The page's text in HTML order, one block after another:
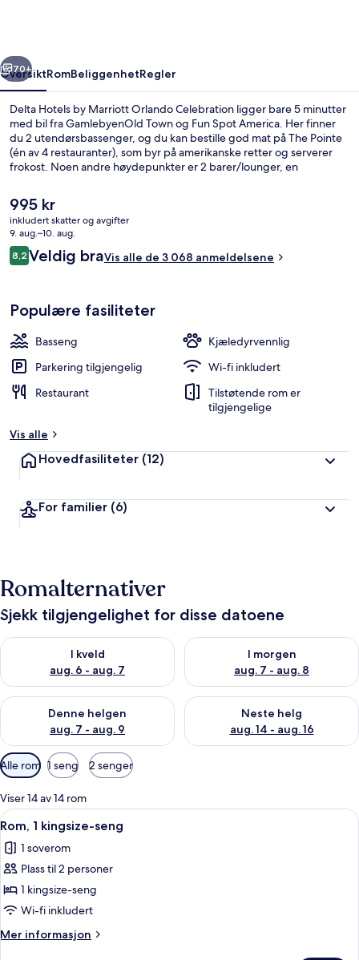
Neste
70+
OversiktRomBeliggenhetRegler
Delta Hotels by Marriott Orlando Celebration ligger bare 5 minutter
med bil fra GamlebyenOld Town og Fun Spot America. Her finner
du 2 utendørsbassenger, og du kan bestille god mat på The Pointe
(én av 4 restauranter), som byr på amerikanske retter og serverer
frokost. Noen andre høydepunkter er 2 barer/lounger, en
vennlige betjeningen får mye skryt fra andre reisende.
Den
nåværende
prisen
er
995 kr
995 kr
inkludert skatter og avgifter
9. aug.–10. aug.
Anmeldelser
8,28,2 av 10 –
Veldig braVis alle de 3 068 anmeldelsene
Populære fasiliteter
Basseng
Kjæledyrvennlig
Parkering tilgjengelig
Wi-fi inkludert
Restaurant
Tilstøtende rom er
tilgjengelige
Vis alle
Hovedfasiliteter (12)
For familier (6)
Romalternativer
Sjekk tilgjengelighet for disse datoene
I kveld
aug. 6 - aug. 7
Sjekk tilgjengelighet for i kveld, aug. 6 - aug. 7
I morgen
aug. 7 - aug. 8
Sjekk tilgjengelighet for i
Denne helgen
aug. 7 - aug. 9
Sjekk tilgjengelighet for denne helgen, aug. 7 - aug. 9
Neste helg
aug. 14 - aug. 16
Sjekk tilgjengelighet for neste
Tilgjengelige
filtre
for
rom
Alle rom 1 seng 2 senger
Viser 14 av 14 rom
Åpne
alle
bildene
av
Rom,
1
kingsize-
seng
Sengetøy av topp kvalitet, safe på
3
Rom, 1 kingsize-seng
1 soverom
Plass til 2 personer
1 kingsize-seng
Wi-fi inkludert
Mer informasjon
Mer